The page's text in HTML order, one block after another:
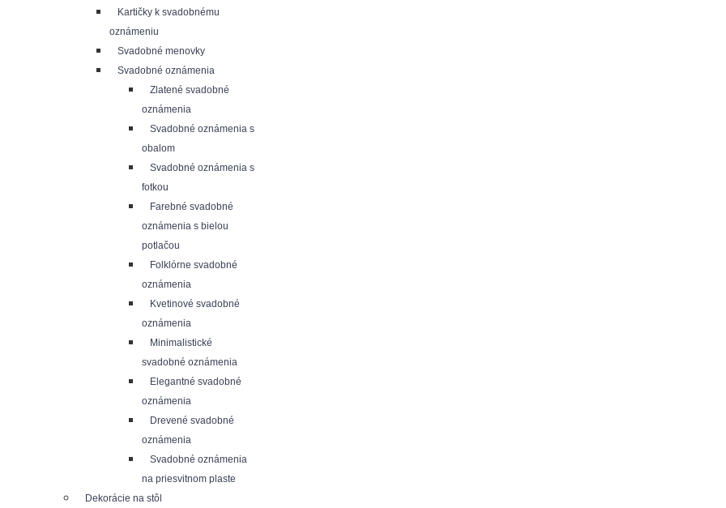
Kartičky k svadobnému
oznámeniu
Svadobné menovky
Svadobné oznámenia
Zlatené svadobné
oznámenia
Svadobné oznámenia s
obalom
Svadobné oznámenia s
fotkou
Farebné svadobné
oznámenia s bielou
potlačou
Folklórne svadobné
oznámenia
Kvetinové svadobné
oznámenia
Minimalistické
svadobné oznámenia
Elegantné svadobné
oznámenia
Drevené svadobné
oznámenia
Svadobné oznámenia
na priesvitnom plaste
Dekorácie na stôl